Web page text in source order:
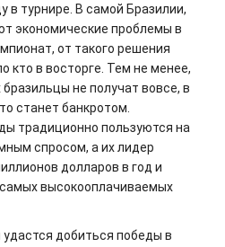
в турнире. В самой Бразилии,
экономические проблемы в
от такого решения
кто в восторге. Тем не менее,
не получат вовсе, в
станет банкротом.
традиционно пользуются на
спросом, а их лидер
долларов в год и
высокооплачиваемых
удастся добиться победы в